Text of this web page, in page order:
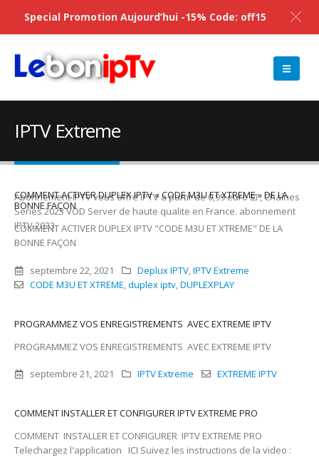
IPTV Extreme
Abonnement IPTV vous offre IPTV a partir de 0,99 euro ☑️ , Chaînes
Series 2023 VOD Server de haute qualite en France. abonnement
IPTV 2023
COMMENT ACTIVER DUPLEX IPTV « CODE M3U ET XTREME » DE LA
BONNE FAÇON
COMMENT ACTIVER DUPLEX IPTV "CODE M3U ET XTREME" DE LA
BONNE FAÇON
septembre 22, 2021 Deplux IPTV IPTV Extreme
CODE M3U ET XTREME duplex iptv DUPLEXPLAY
PROGRAMMEZ VOS ENREGISTREMENTS AVEC EXTREME IPTV
PROGRAMMEZ VOS ENREGISTREMENTS AVEC EXTREME IPTV
septembre 21, 2021 IPTV Extreme EXTREME IPTV
COMMENT INSTALLER ET CONFIGURER IPTV EXTREME PRO
COMMENT INSTALLER ET CONFIGURER IPTV EXTREME PRO
Telechargez l'application ICI Suivez les instructions de la video :
Special Promotion Aujourd’hui -15% Code: off15